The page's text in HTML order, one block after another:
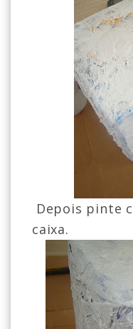
Depois pinte
caixa.